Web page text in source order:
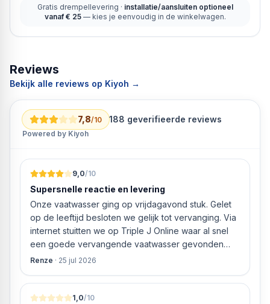
Gratis drempellevering · installatie/aansluiten optioneel
vanaf € 25 — kies je eenvoudig in de winkelwagen.
Reviews
Bekijk alle reviews op Kiyoh →
7,8/10 188 geverifieerde reviews
Powered by Kiyoh
9,0/10
Supersnelle reactie en levering
Onze vaatwasser ging op vrijdagavond stuk. Gelet
op de leeftijd besloten we gelijk tot vervanging. Via
internet stuitten we op Triple J Online waar al snel
een goede vervangende vaatwasser gevonden
werd. ‘s Ochtends even gebeld met de
geïnstalleerd kan worden. Dit bleek het geval tegen
alleszins concurrente prijzen. De vriendelijke
Renze · 25 jul 2026
1,0/10